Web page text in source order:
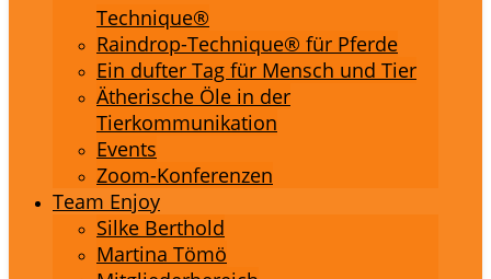
Technique®
Raindrop-Technique® für Pferde
Ein dufter Tag für Mensch und Tier
Ätherische Öle in der
Tierkommunikation
Events
Zoom-Konferenzen
Team Enjoy
Silke Berthold
Martina Tömö